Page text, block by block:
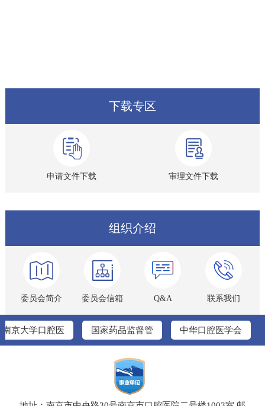
下载专区
申请文件下载 审理文件下载
组织介绍
委员会简介 委员会信箱 Q&A 联系我们
南京大学口腔医
国家药品监督管
中华口腔医学会